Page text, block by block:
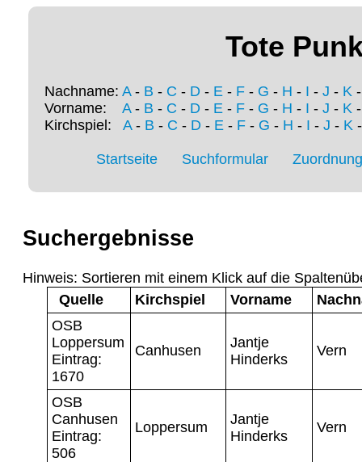
Tote
Nachname: A- B - C - D - E - F - G - H - I - J - K
Vorname: A- B - C - D - E - F - G - H - I - J - K
Kirchspiel: A- B - C - D- E- F- G - H - I - J - K
Startseite Suchformular
Suchergebnisse
Hinweis: Sortieren mit einem Klick auf die
Quelle
Kirchspiel Vorname
OSB
Loppersum
Eintrag:
1670
Canhusen
Jantje
Hinderks
Vern
OSB
Canhusen
Eintrag:
506
Loppersum
Jantje
Hinderks
Vern